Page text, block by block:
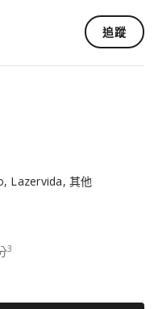
追蹤
Lazervida, 其他
3